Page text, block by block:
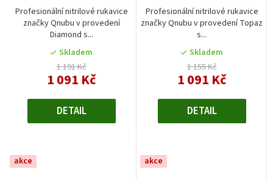
Profesionální nitrilové rukavice
značky Qnubu v provedení
Diamond s...
Skladem
1 191 Kč
1 091 Kč
DETAIL
Profesionální nitrilové rukavice
značky Qnubu v provedení Topaz
s...
Skladem
1 155 Kč
1 091 Kč
DETAIL
akce akce